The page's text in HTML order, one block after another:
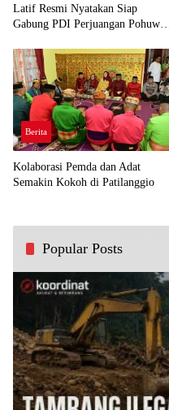
Latif Resmi Nyatakan Siap
Gabung PDI Perjuangan Pohuwato
Berita
Kolaborasi Pemda dan Adat
Semakin Kokoh di Patilanggio
Popular Posts